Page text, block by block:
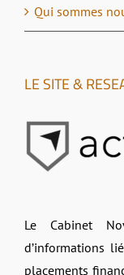
Qui sommes
LE SITE &
Le Cabinet
d’informations
placements